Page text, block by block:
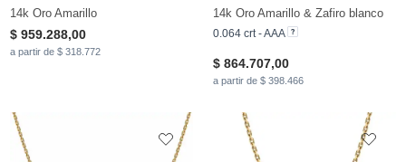
14k Oro Amarillo
$ 959.288,00
a partir de $ 318.772
14k Oro Amarillo & Zafiro blanco
0.064 crt - AAA
$ 864.707,00
a partir de $ 398.466